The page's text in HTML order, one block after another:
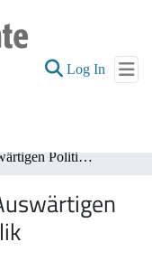
Log In (current)
Akten zur Auswärtigen Politik der Bundesrepublik Deutschland 1978